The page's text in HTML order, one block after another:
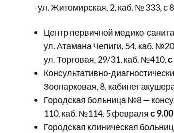
-ул. Житомирская, 2, каб. № 333, с
Центр первичной медико-
ул. Атамана Чепиги, 54, каб.
ул. Торговая, 29/31, каб. №410,
Консультативно-
Зоопарковая, 8, кабинет
Городская больница №8 —
110, каб. №114, 5 февраляс
Городская клиническая